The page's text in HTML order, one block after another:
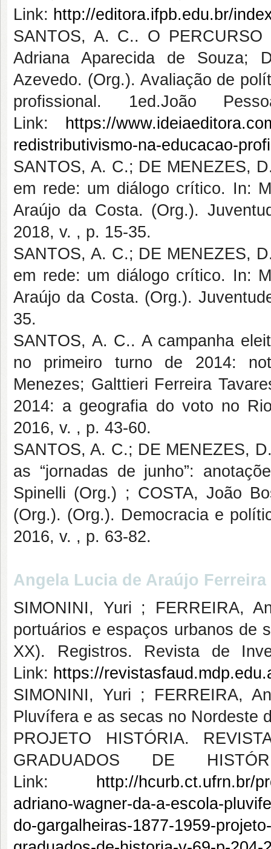
Link: http://editora.ifpb.edu.br/
SANTOS, A. C.. O PERCURSO
Adriana Aparecida de Souza;
Azevedo. (Org.). Avaliação de
profissional. 1ed.João
Link:
https://
redistributivismo-na-educacao-
SANTOS, A. C.; DE MENEZES,
em rede: um diálogo crítico. In:
Araújo da Costa. (Org.).
2018, v. , p. 15-35.
SANTOS, A. C.; DE MENEZES,
em rede: um diálogo crítico. In:
Araújo da Costa. (Org.).
35.
SANTOS, A. C.. A campanha
no primeiro turno de 2014:
Menezes; Galttieri Ferreira
2014: a geografia do voto no
2016, v. , p. 43-60.
SANTOS, A. C.; DE MENEZES,
as “jornadas de junho”:
Spinelli (Org.) ; COSTA, João
(Org.). (Org.). Democracia e
2016, v. , p. 63-82.
Angela Lucia de Araújo Ferreira
SIMONINI, Yuri ; FERREIRA,
portuários e espaços urbanos de
XX). Registros. Revista de
Link: https://
SIMONINI, Yuri ; FERREIRA,
Pluvífera e as secas no Nordeste
PROJETO HISTÓRIA.
GRADUADOS DE
Link:
http://hcurb.ct.ufrn.br/
adriano-wagner-da-a-escola-
do-gargalheiras-1877-1959-